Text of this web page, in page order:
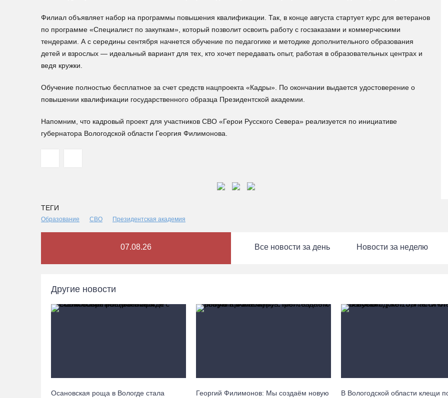
Филиал объявляет набор на программы повышения квалификации. Так, в конце августа стартует курс для ветеранов
по программе «Специалист по закупкам», который позволит освоить работу с госзаказами и коммерческими
тендерами. А с середины сентября начнется обучение по педагогике и методике дополнительного образования
детей и взрослых — идеальный вариант для тех, кто хочет передавать опыт, работая в образовательных центрах и
ведя кружки.
Обучение полностью бесплатное за счет средств нацпроекта «Кадры». По окончании выдается удостоверение о
повышении квалификации государственного образца Президентской академии.
Напомним, что кадровый проект для участников СВО «Герои Русского Севера» реализуется по инициативе
губернатора Вологодской области Георгия Филимонова.
ТЕГИ
Образование СВО Президентская академия
07.08.26 Все новости за день Новости за неделю
Другие новости
Осановская роща в Вологде стала
Георгий Филимонов: Мы создаём новую
В Вологодской области клещи